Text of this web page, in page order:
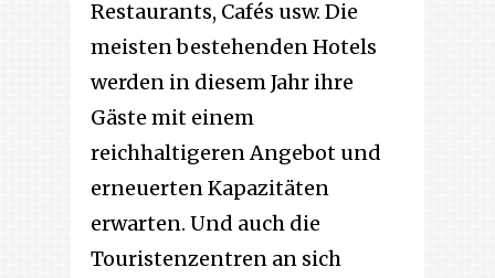
Restaurants, Cafés usw. Die
meisten bestehenden Hotels
werden in diesem Jahr ihre
Gäste mit einem
reichhaltigeren Angebot und
erneuerten Kapazitäten
erwarten. Und auch die
Touristenzentren an sich